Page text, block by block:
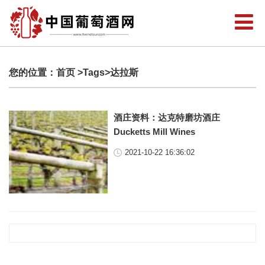
您的位置： 首页 >Tags>达拉斯
酒庄资料：达克特磨坊酒庄
Ducketts Mill Wines
2021-10-22 16:36:02